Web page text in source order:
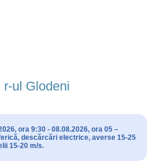
r-ul Glodeni
ora 9:30 - 08.08.2026, ora 05 –
descărcări electrice, averse 15-25
15-20 m/s.